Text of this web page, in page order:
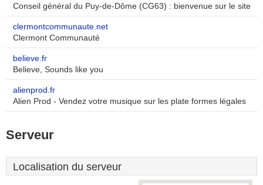
Conseil général du Puy-de-Dôme (CG63) : bienvenue sur le site
clermontcommunaute.net
Clermont Communauté
believe.fr
Believe, Sounds like you
alienprod.fr
Alien Prod - Vendez votre musique sur les plate formes légales
Serveur
Localisation du serveur